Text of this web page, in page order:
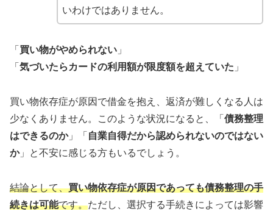
いわけではありません。
「 買い物がやめられない 」
「 気づいたらカードの利用額が限度額を超えていた 」
買い物依存症が原因で借金を抱え、返済が難しくなる人は
少なくありません。このような状況になると、「 債務整理
はできるのか」「 自業自得だから認められないのではない
か」と不安に感じる方もいるでしょう。
結論として、買い物依存症が原因であっても債務整理の手
続きは可能です。ただし、選択する手続きによっては影響